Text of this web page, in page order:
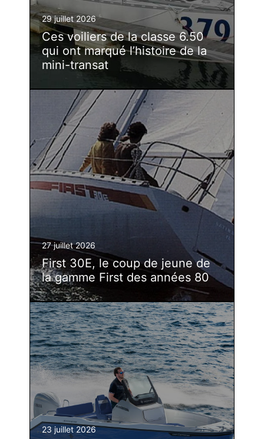
29 juillet 2026
Ces voiliers de la classe 6.50
qui ont marqué l’histoire de la
mini-transat
27 juillet 2026
First 30E, le coup de jeune de
la gamme First des années 80
23 juillet 2026